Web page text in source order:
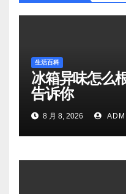
生活百科
冰箱异味怎么
告诉你
8 月 8, 2026